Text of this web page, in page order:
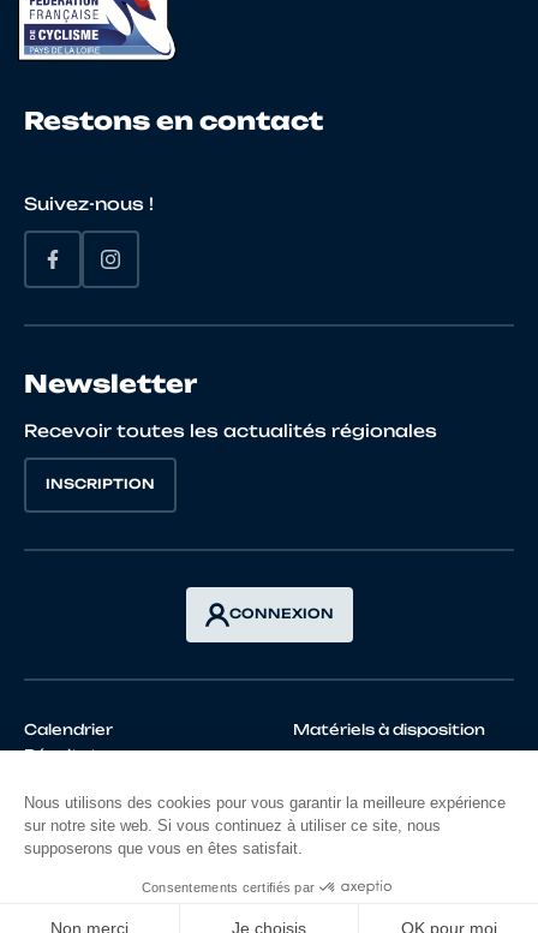
Restons en contact
Suivez-nous !
Newsletter
Recevoir toutes les actualités régionales
INSCRIPTION
CONNEXION
Calendrier
Matériels à disposition
Résultats
Mentions légales
Politique de confidentialités